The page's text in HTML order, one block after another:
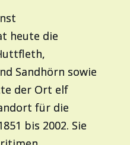
heute die
Sandhörn sowie
der Ort elf
für die
bis 2002. Sie